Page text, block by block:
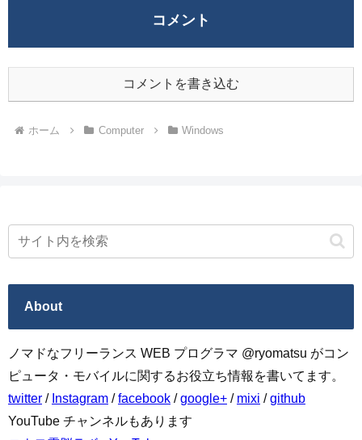
コメント
コメントを書き込む
ホーム Computer Windows
About
ノマドなフリーランス WEB プログラマ @ryomatsu がコン
ピュータ・モバイルに関するお役立ち情報を書いてます。
twitter / Instagram / facebook / google+ / mixi / github
YouTube チャンネルもあります